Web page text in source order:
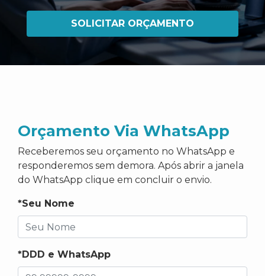
SOLICITAR ORÇAMENTO
Orçamento Via WhatsApp
Receberemos seu orçamento no WhatsApp e
responderemos sem demora. Após abrir a janela
do WhatsApp clique em concluir o envio.
*Seu Nome
*DDD e WhatsApp